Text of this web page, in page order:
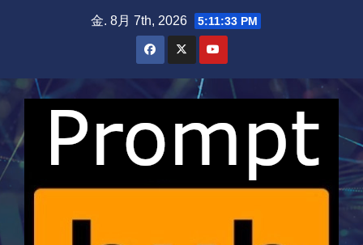
金. 8月 7th, 2026 5:11:33 PM